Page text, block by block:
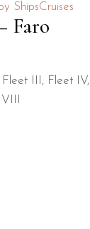
by ShipsCruises
Faro
Fleet III , Fleet IV,